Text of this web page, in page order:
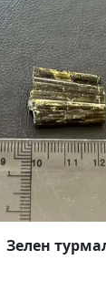
Зелен